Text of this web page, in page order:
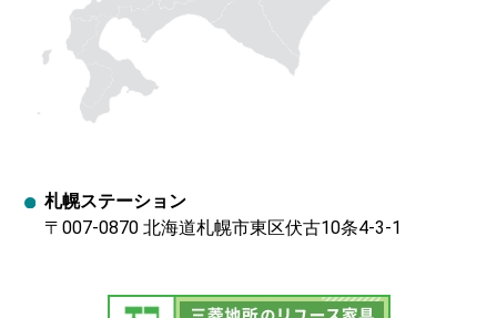
札幌ステーション
〒007-0870 北海道札幌市東区伏古10条4-3-1